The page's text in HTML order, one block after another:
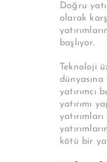
Doğru
olarak
başlıyor.
Teknoloji
yatırımcı
yatırımı
kötü bir